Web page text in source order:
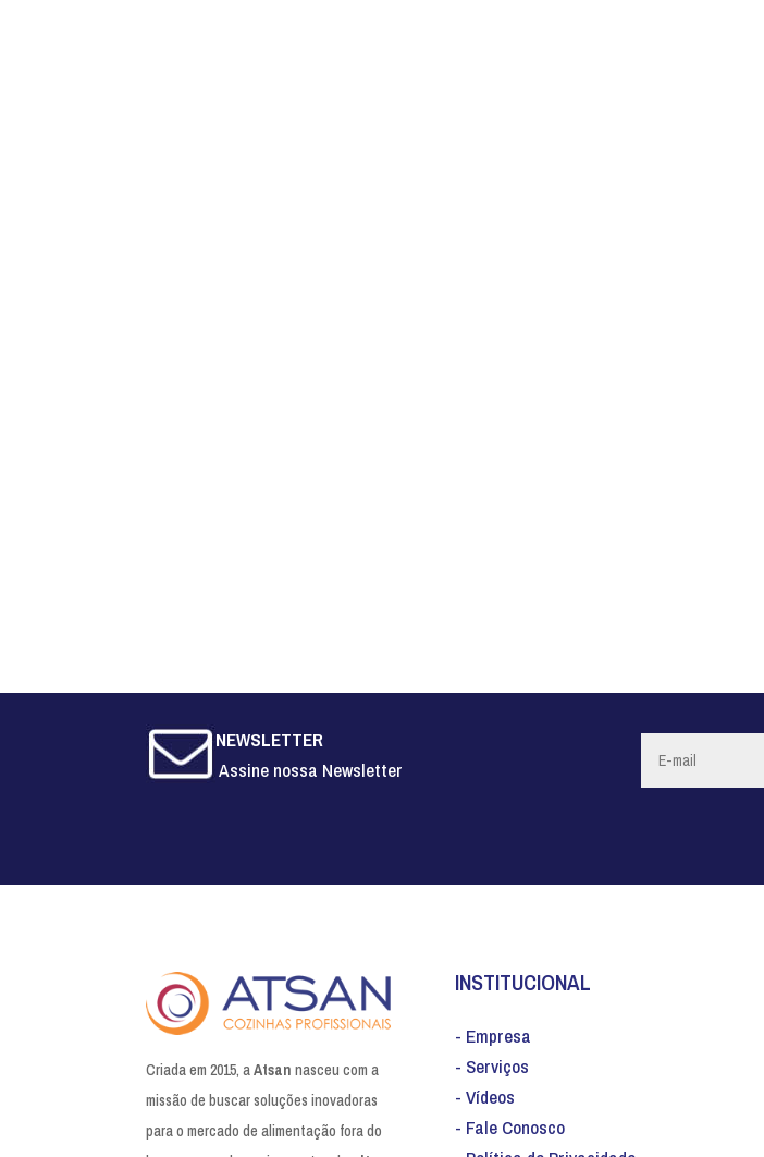
NEWSLETTER
Assine nossa Newsletter
Criada em 2015, aAtsan nasceu com a
missão de buscar soluções inovadoras
para o mercado de alimentação fora do
INSTITUCIONAL
- Empresa
- Serviços
- Vídeos
- Fale Conosco